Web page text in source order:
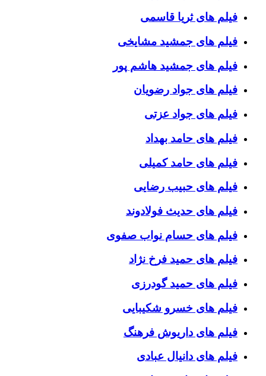
فیلم های ثریا قاسمی
فیلم های جمشید مشایخی
فیلم های جمشید هاشم پور
فیلم های جواد رضویان
فیلم های جواد عزتی
فیلم های حامد بهداد
فیلم های حامد کمیلی
فیلم های حبیب رضایی
فیلم های حدیث فولادوند
فیلم های حسام نواب صفوی
فیلم های حمید فرخ نژاد
فیلم های حمید گودرزی
فیلم های خسرو شکیبایی
فیلم های داریوش فرهنگ
فیلم های دانیال عبادی